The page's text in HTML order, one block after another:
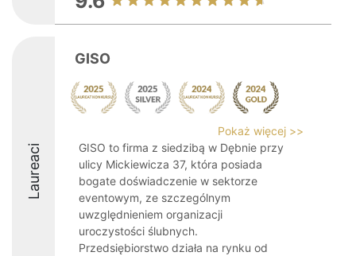
Laureaci
GISO
Pokaż więcej >>
GISO to firma z siedzibą w Dębnie przy
ulicy Mickiewicza 37, która posiada
bogate doświadczenie w sektorze
eventowym, ze szczególnym
uwzględnieniem organizacji
uroczystości ślubnych.
Przedsiębiorstwo działa na rynku od